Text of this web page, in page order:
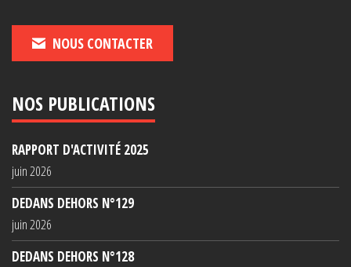
NOUS CONTACTER
NOS PUBLICATIONS
RAPPORT D'ACTIVITÉ 2025
juin 2026
DEDANS DEHORS N°129
juin 2026
DEDANS DEHORS N°128